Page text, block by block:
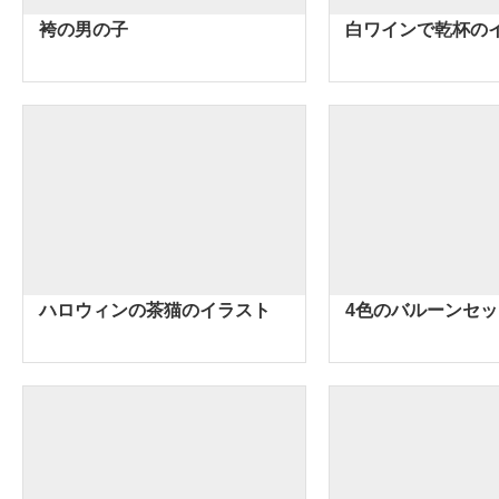
袴の男の子 白ワインで乾杯の
ハロウィンの茶猫のイラスト 4色のバルーンセ